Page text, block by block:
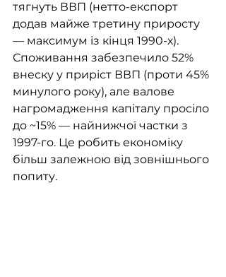
тягнуть ВВП (нетто-експорт
додав майже третину приросту
— максимум із кінця 1990-х).
Споживання забезпечило 52%
внеску у приріст ВВП (проти 45%
минулого року), але валове
нагромадження капіталу просіло
до ~15% — найнижчої частки з
1997-го. Це робить економіку
більш залежною від зовнішнього
попиту.